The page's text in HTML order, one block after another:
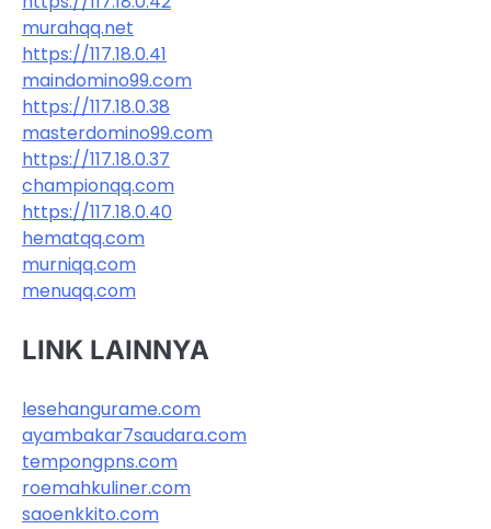
murahqq.net
https://117.18.0.41
maindomino99.com
https://117.18.0.38
masterdomino99.com
https://117.18.0.37
championqq.com
https://117.18.0.40
hematqq.com
murniqq.com
menuqq.com
LINK LAINNYA
lesehangurame.com
ayambakar7saudara.com
tempongpns.com
roemahkuliner.com
saoenkkito.com